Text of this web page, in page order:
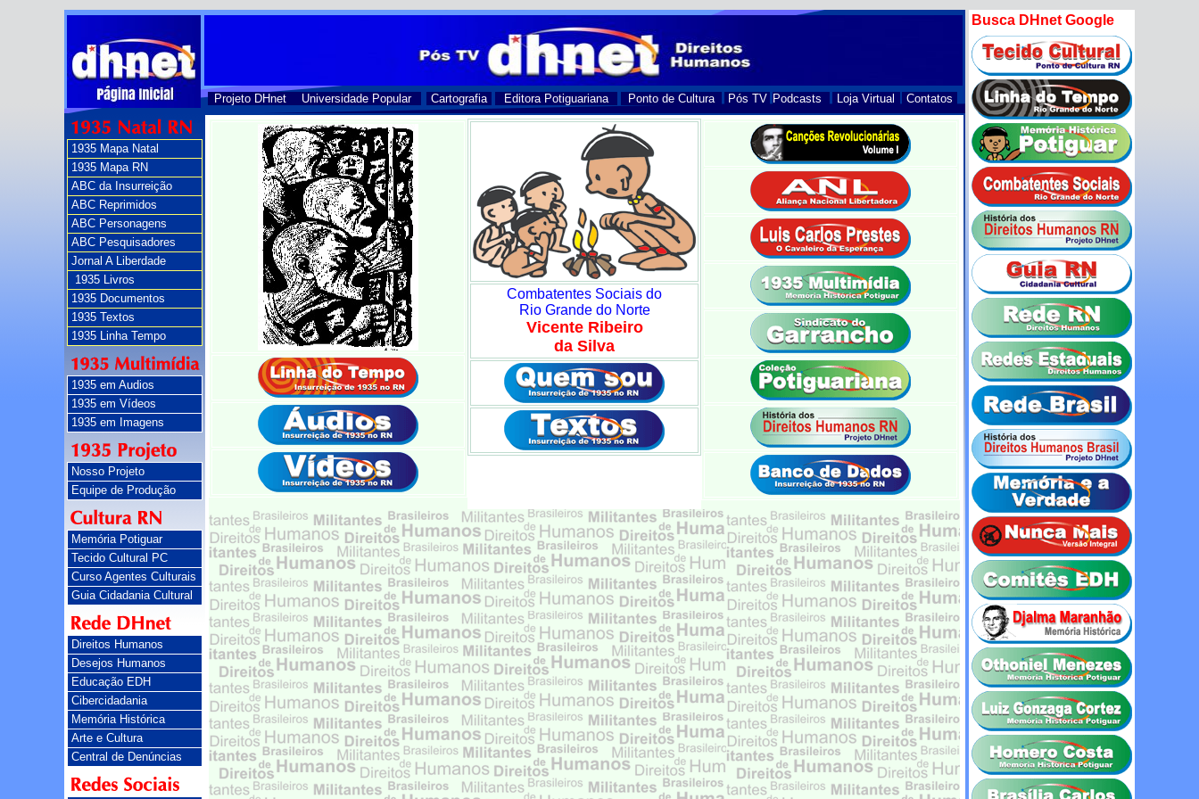
Projeto DHnet Universidade Popular Cartografia Editora Potiguariana Ponto de Cultura Pós TV Podcasts Loja Virtual Contatos
1935 Mapa Natal
1935 Mapa RN
ABC da Insurreição
ABC Reprimidos
ABC Personagens
ABC Pesquisadores
Jornal A Liberdade
1935 Livros
1935 Documentos
1935 Textos
1935 Linha Tempo
1935 em Audios
1935 em Vídeos
1935 em Imagens
Nosso Projeto
Equipe de Produção
Memória Potiguar
Tecido Cultural PC
Curso Agentes Culturais
Guia Cidadania Cultural
Direitos Humanos
Desejos Humanos
Educação EDH
Cibercidadania
Memória Histórica
Arte e Cultura
Central de Denúncias
Combatentes Sociais do
Rio Grande do Norte
Vicente Ribeiro
da Silva
Busca DHnet Google